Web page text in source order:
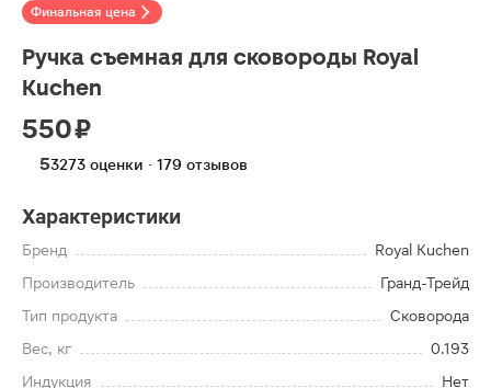
Финальная цена
Ручка съемная для сковороды Royal
Kuchen
550 ₽
53273 оценки · 179 отзывов
Характеристики
Бренд
Royal Kuchen
Производитель
Гранд-Трейд
Тип продукта
Сковорода
Вес, кг
0.193
Индукция
Нет